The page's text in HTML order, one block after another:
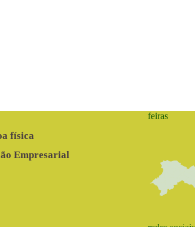
física
Empresarial
feiras